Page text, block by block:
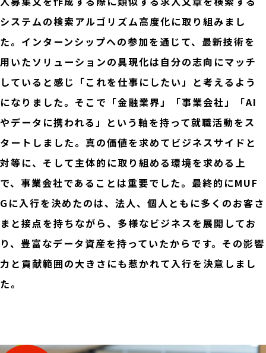
システムの検索アルゴリズム高度化に取り組みまし
た。インターンシップへの参加を通じて、最新技術を
用いたソリューションの具現化は自分の志向にマッチ
していると感じ「これを仕事にしたい」と考えるよう
になりました。そこで「金融業界」「事業会社」「AI
やデータに携われる」という軸を持って就職活動をス
タートしました。真の価値を求めてビジネスサイドと
対等に、そして主体的に取り組める環境を求める上
で、事業会社であることは重要でした。最終的にMUF
Gに入行を決めたのは、法人、個人ともに多くのお客さ
まと接点を持ちながら、多様なビジネスを展開してお
り、豊富なデータ資産を持っていたからです。その影響
力と貢献範囲の大きさにも惹かれて入行を決意しまし
た。